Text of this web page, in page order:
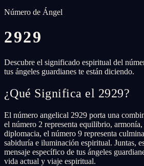
Número de Ángel
2929
Descubre el significado espiritual del
tus ángeles guardianes te están diciendo.
¿Qué Significa el 2929?
El número angelical 2929 porta una
el número 2 representa equilibrio,
diplomacia, el número 9 representa
sabiduría e iluminación espiritual. Juntas,
mensaje específico de tus ángeles
vida actual y viaje espiritual.